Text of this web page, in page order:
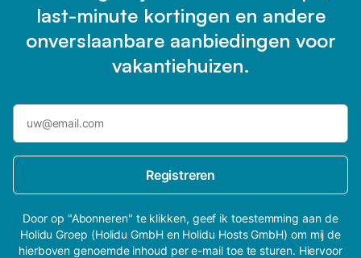
last-minute kortingen en andere
onverslaanbare aanbiedingen voor
vakantiehuizen.
Registreren
Door op "Abonneren" te klikken, geef ik toestemming aan de
Holidu Groep (Holidu GmbH en Holidu Hosts GmbH) om mij de
hierboven genoemde inhoud per e-mail toe te sturen. Hiervoor